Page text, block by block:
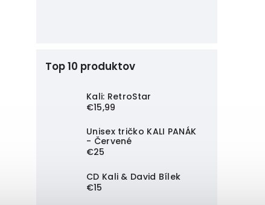
Top 10 produktov
Kali: RetroStar
€15,99
Unisex tričko KALI PANÁK
- Červené
€25
CD Kali & David Bílek
€15